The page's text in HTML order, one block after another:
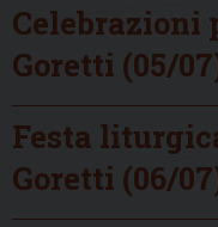
Celebrazioni
Goretti (05/
Festa
Goretti (06/